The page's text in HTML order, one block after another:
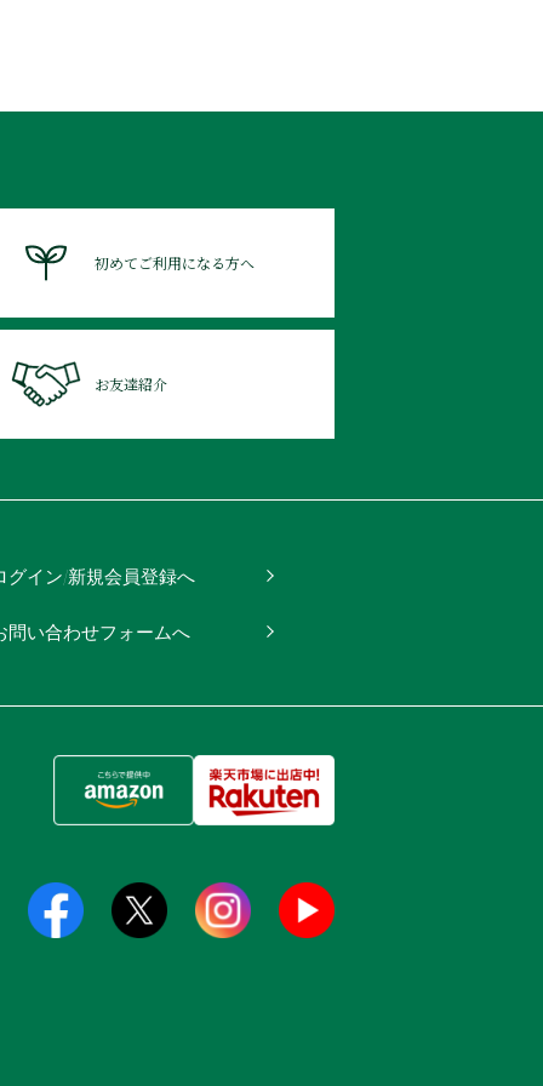
初めてご利用になる方へ
お友達紹介
グイン/新規会員登録へ
問い合わせフォームへ